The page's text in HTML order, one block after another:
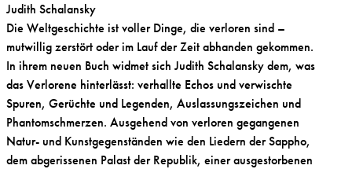
Judith Schalansky
Die Weltgeschichte ist voller Dinge, die verloren sind –
mutwillig zerstört oder im Lauf der Zeit abhanden gekommen.
In ihrem neuen Buch widmet sich Judith Schalansky dem, was
das Verlorene hinterlässt: verhallte Echos und verwischte
Spuren, Gerüchte und Legenden, Auslassungszeichen und
Phantomschmerzen. Ausgehend von verloren gegangenen
Natur- und Kunstgegenständen wie den Liedern der Sappho,
dem abgerissenen Palast der Republik, einer ausgestorbenen